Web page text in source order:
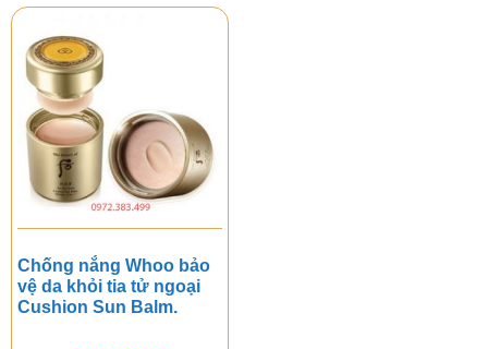
Chống nắng Whoo bảo
vệ da khỏi tia tử ngoại
Cushion Sun Balm.